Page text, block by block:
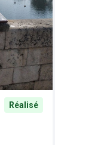
Réalisé